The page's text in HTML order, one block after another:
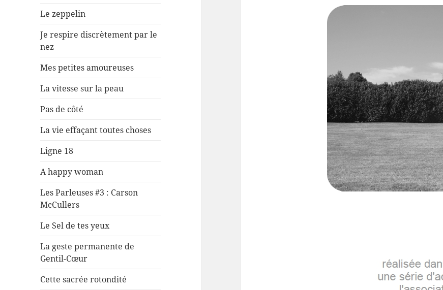
Le zeppelin
Je respire discrètement par le
nez
Mes petites amoureuses
La vitesse sur la peau
Pas de côté
La vie effaçant toutes choses
Ligne 18
A happy woman
Les Parleuses #3 : Carson
McCullers
Le Sel de tes yeux
La geste permanente de
Gentil-Cœur
Cette sacrée rotondité